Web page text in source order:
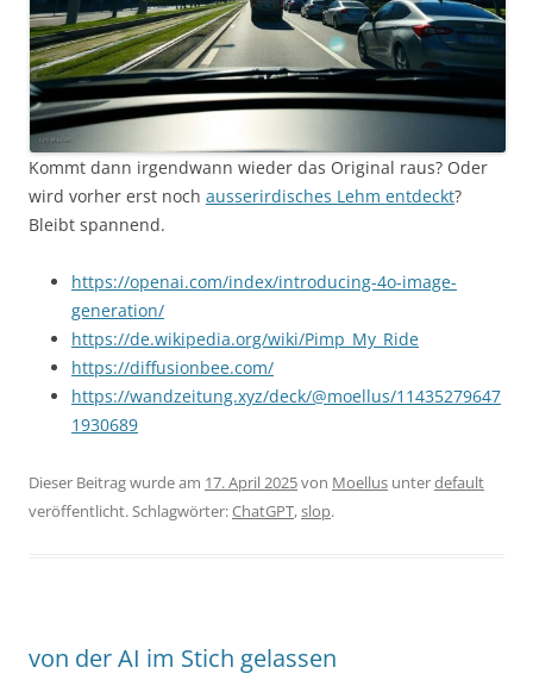
Kommt dann irgendwann wieder das Original raus? Oder
wird vorher erst noch ausserirdisches Lehm entdeckt?
Bleibt spannend.
https://openai.com/index/introducing-4o-image-
generation/
https://de.wikipedia.org/wiki/Pimp_My_Ride
https://diffusionbee.com/
https://wandzeitung.xyz/deck/@moellus/11435279647
1930689
Dieser Beitrag wurde am 17. April 2025von Moellus unterdefault
veröffentlicht. Schlagwörter:ChatGPT,slop.
von der AI im Stich gelassen